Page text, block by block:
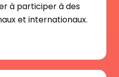
à participer à des
et internationaux.